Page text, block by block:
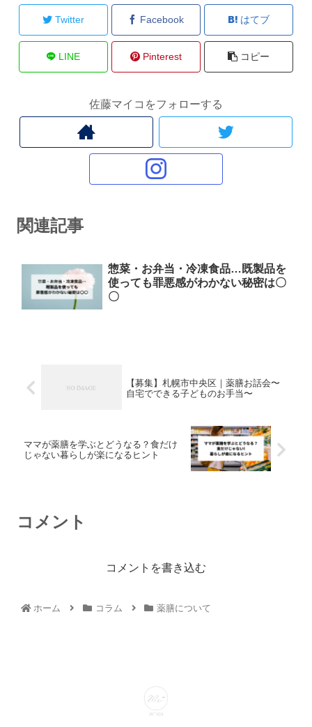
Twitter Facebook はてブ
LINE Pinterest コピー
佐藤マイコをフォローする
関連記事
惣菜・お弁当・冷凍食品…既製品を
使っても罪悪感がわかない秘密は〇
〇
【募集】札幌市中央区｜薬膳お話会〜
自宅でできる子どものお手当〜
ママが薬膳を学ぶとどうなる？食だけ
じゃない暮らしが楽になるヒント
コメント
コメントを書き込む
ホーム コラム 薬膳について